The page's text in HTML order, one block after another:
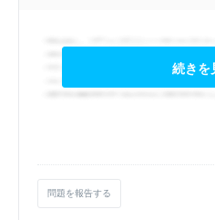
続きを
問題を報告する